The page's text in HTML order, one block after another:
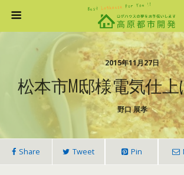
2015年11月27日
松本市M邸様電気仕上
野口 展孝
Share Tweet Pin